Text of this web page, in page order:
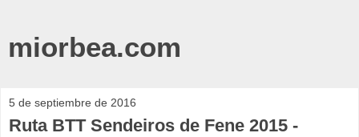
miorbea.com
5 de septiembre de 2016
Ruta BTT Sendeiros de Fene 2015 -